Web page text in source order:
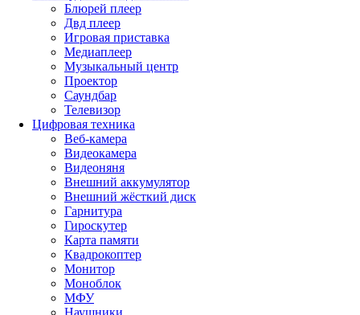
Блюрей плеер
Двд плеер
Игровая приставка
Медиаплеер
Музыкальный центр
Проектор
Саундбар
Телевизор
Цифровая техника
Веб-камера
Видеокамера
Видеоняня
Внешний аккумулятор
Внешний жёсткий диск
Гарнитура
Гироскутер
Карта памяти
Квадрокоптер
Монитор
Моноблок
МФУ